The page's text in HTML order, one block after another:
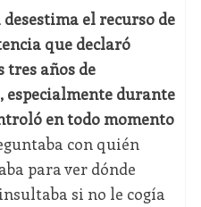
el recurso de
que declaró
tres años de
especialmente durante
en todo momento
con quién
para ver dónde
si no le cogía